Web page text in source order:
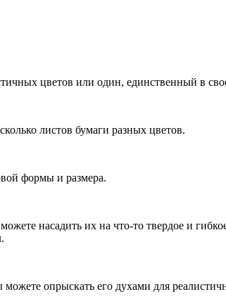
цветов или один, единственный в
листов бумаги разных цветов.
формы и размера.
насадить их на что-то твердое и
опрыскать его духами для